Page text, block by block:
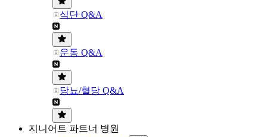
식단 Q&A
운동 Q&A
당뇨/혈당 Q&A
지니어트 파트너 병원